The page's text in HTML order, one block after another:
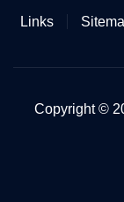
Links
Copyright ©